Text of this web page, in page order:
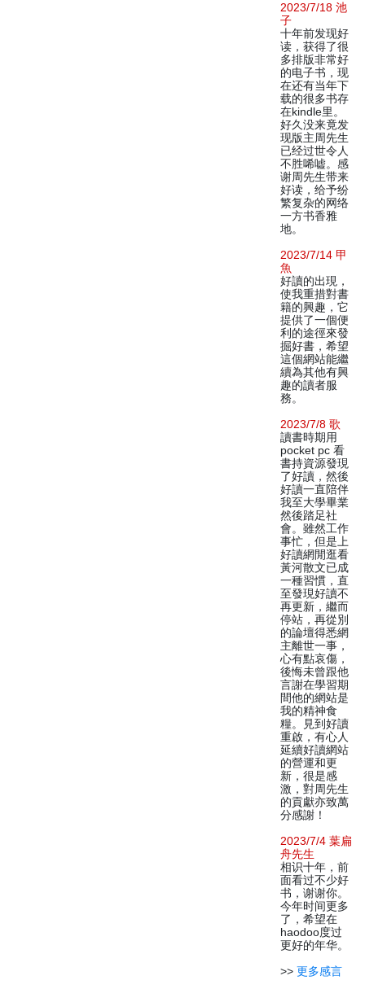
2023/7/18 池
子
十年前发现好
读，获得了很
多排版非常好
的电子书，现
在还有当年下
载的很多书存
在kindle里。
好久没来竟发
现版主周先生
已经过世令人
不胜唏嘘。感
谢周先生带来
好读，给予纷
繁复杂的网络
一方书香雅
地。
2023/7/14 甲
魚
好讀的出現，
使我重措對書
籍的興趣，它
提供了一個便
利的途徑來發
掘好書，希望
這個網站能繼
續為其他有興
趣的讀者服
務。
2023/7/8 歌
讀書時期用
pocket pc 看
書持資源發現
了好讀，然後
好讀一直陪伴
我至大學畢業
然後踏足社
會。雖然工作
事忙，但是上
好讀網閒逛看
黃河散文已成
一種習慣，直
至發現好讀不
再更新，繼而
停站，再從別
的論壇得悉網
主離世一事，
心有點哀傷，
後悔未曾跟他
言謝在學習期
間他的網站是
我的精神食
糧。見到好讀
重啟，有心人
延續好讀網站
的營運和更
新，很是感
激，對周先生
的貢獻亦致萬
分感謝！
2023/7/4 葉扁
舟先生
相识十年，前
面看过不少好
书，谢谢你。
今年时间更多
了，希望在
haodoo度过
更好的年华。
>> 更多感言